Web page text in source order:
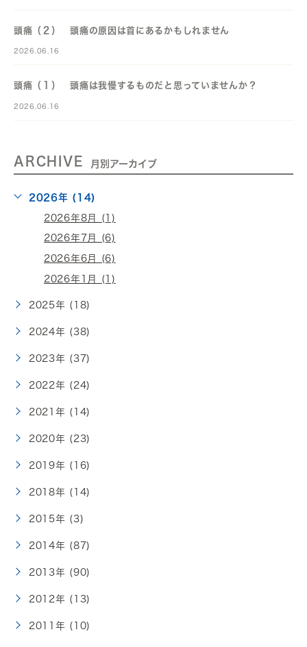
頭痛（２） 頭痛の原因は首にあるかもしれません
2026.06.16
頭痛（１） 頭痛は我慢するものだと思っていませんか？
2026.06.16
ARCHIVE 月別アーカイブ
2026年 (14)
2026年8月 (1)
2026年7月 (6)
2026年6月 (6)
2026年1月 (1)
2025年 (18)
2024年 (38)
2023年 (37)
2022年 (24)
2021年 (14)
2020年 (23)
2019年 (16)
2018年 (14)
2015年 (3)
2014年 (87)
2013年 (90)
2012年 (13)
2011年 (10)